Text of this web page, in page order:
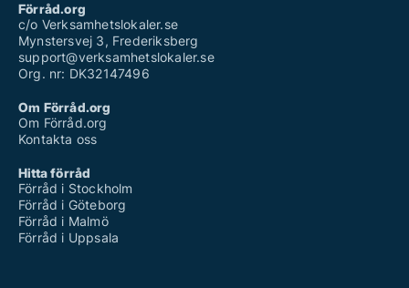
Förråd.org
c/o Verksamhetslokaler.se
Mynstersvej 3, Frederiksberg
support@verksamhetslokaler.se
Org. nr: DK32147496
Om Förråd.org
Om Förråd.org
Kontakta oss
Hitta förråd
Förråd i Stockholm
Förråd i Göteborg
Förråd i Malmö
Förråd i Uppsala